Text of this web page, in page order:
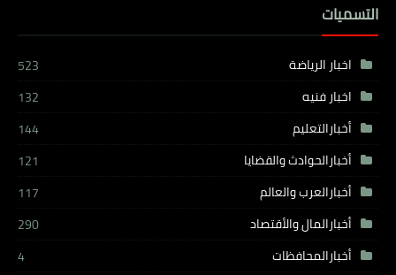
التسميات
اخبار الرياضة
523
اخبار فنيه
132
أخبارالتعليم
144
أخبارالحوادث والقضايا
121
أخبارالعرب والعالم
117
أخبارالمال والأقتصاد
290
أخبارالمحافظات
4